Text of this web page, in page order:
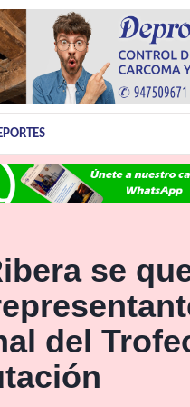
se
del